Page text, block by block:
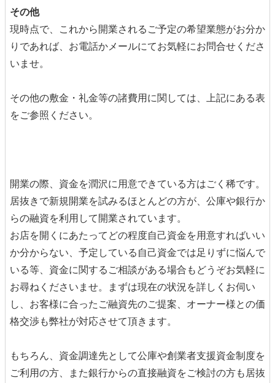
その他
現時点で、これから開業されるご予定の希望業態がお分か
りであれば、お電話かメールにてお気軽にお問合せくださ
いませ。
その他の敷金・礼金等の諸費用に関しては、上記にある表
をご参照ください。
開業の際、資金を潤沢に用意できている方はごく稀です。
居抜きで新規開業を試みるほとんどの方が、公庫や銀行か
らの融資を利用して開業されています。
お店を開くにあたってどの程度自己資金を用意すればいい
か分からない、予定している自己資金では足りずに悩んで
いる等、資金に関するご相談がある場合もどうぞお気軽に
お尋ねくださいませ。まずは現在の状況を詳しくお伺い
し、お客様に合ったご融資先のご提案、オーナー様との価
格交渉も弊社が対応させて頂きます。
もちろん、資金調達先として公庫や創業者支援資金制度を
ご利用の方、また銀行からの直接融資をご検討の方も居抜